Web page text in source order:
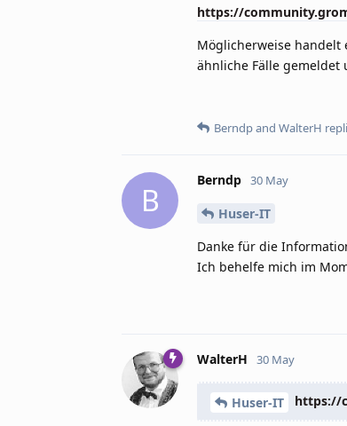
https://
Möglicherweise handelt
ähnliche Fälle gemeldet
Berndpand WalterH
B
Berndp 30 May
Huser-IT
Danke für die
Ich behelfe mich im
WalterH 30 May
Huser-IT https://